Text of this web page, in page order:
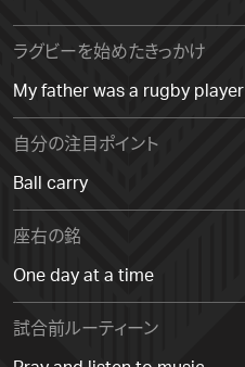
ラグビーを始めたきっかけ
My father was a rugby player
自分の注目ポイント
Ball carry
座右の銘
One day at a time
試合前ルーティーン